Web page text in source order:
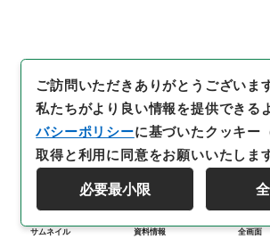
サムネイル 資料情報 全画面
ご訪問いただきありがとうございま
私たちがより良い情報を提供できる
バシーポリシーに基づいたクッキー
取得と利用に同意をお願いいたしま
必要最小限